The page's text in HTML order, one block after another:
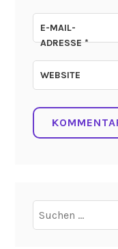
E-MAIL-
ADRESSE*
WEBSITE
nach: